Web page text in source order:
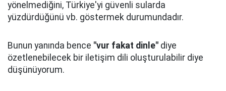
yönelmediğini, Türkiye'yi güvenli sularda
yüzdürdüğünü vb. göstermek durumundadır.
Bunun yanında bence "vur fakat dinle" diye
özetlenebilecek bir iletişim dili oluşturulabilir diye
düşünüyorum.